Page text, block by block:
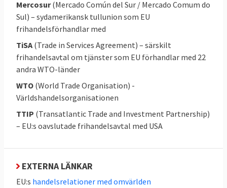
avtalen har det även krävts godkännande i
nationella och vissa regionala parlament. För
godkännas krävs till exempel godkännande
från 43 nationella och regionala parlament i
länder lämnat sitt godkännande däribland
Sveriges riksdag
I de kommande avtalen som ska förhandlas
godkännande av parlamenten i
medlemsländerna. På så sätt skulle det
Mercosur(Mercado Común del Sur / Mercado Comum do
Sul) – sydamerikansk tullunion som EU
frihandelsförhandlar med
TiSA (Trade in Services Agreement) – särskilt
frihandelsavtal om tjänster som EU förhandlar med 22
andra WTO-länder
WTO (World Trade Organisation) -
Världshandelsorganisationen
TTIP (Transatlantic Trade and Investment Partnership)
– EU:s oavslutade frihandelsavtal med USA
EXTERNA LÄNKAR
EU:s handelsrelationer med omvärlden